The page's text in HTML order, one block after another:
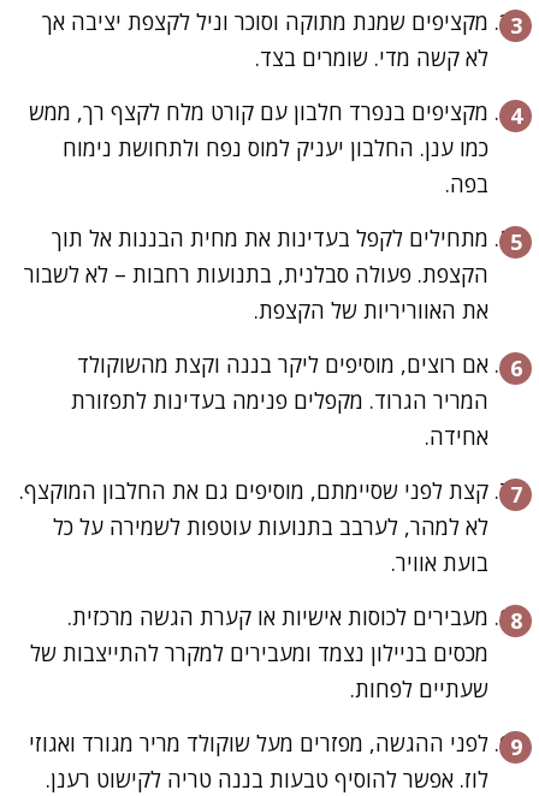
מקציפים שמנת מתוקה וסוכר וניל לקצפת יציבה אך
לא קשה מדי. שומרים בצד.
מקציפים בנפרד חלבון עם קורט מלח לקצף רך, ממש
כמו ענן. החלבון יעניק למוס נפח ולתחושת נימוח
בפה.
מתחילים לקפל בעדינות את מחית הבננות אל תוך
הקצפת. פעולה סבלנית, בתנועות רחבות – לא לשבור
את האווריריות של הקצפת.
אם רוצים, מוסיפים ליקר בננה וקצת מהשוקולד
המריר הגרוד. מקפלים פנימה בעדינות לתפזורת
אחידה.
קצת לפני שסיימתם, מוסיפים גם את החלבון המוקצף.
לא למהר, לערבב בתנועות עוטפות לשמירה על כל
בועת אוויר.
מעבירים לכוסות אישיות או קערת הגשה מרכזית.
מכסים בניילון נצמד ומעבירים למקרר להתייצבות של
שעתיים לפחות.
לפני ההגשה, מפזרים מעל שוקולד מריר מגורד ואגוזי
לוז. אפשר להוסיף טבעות בננה טריה לקישוט רענן.